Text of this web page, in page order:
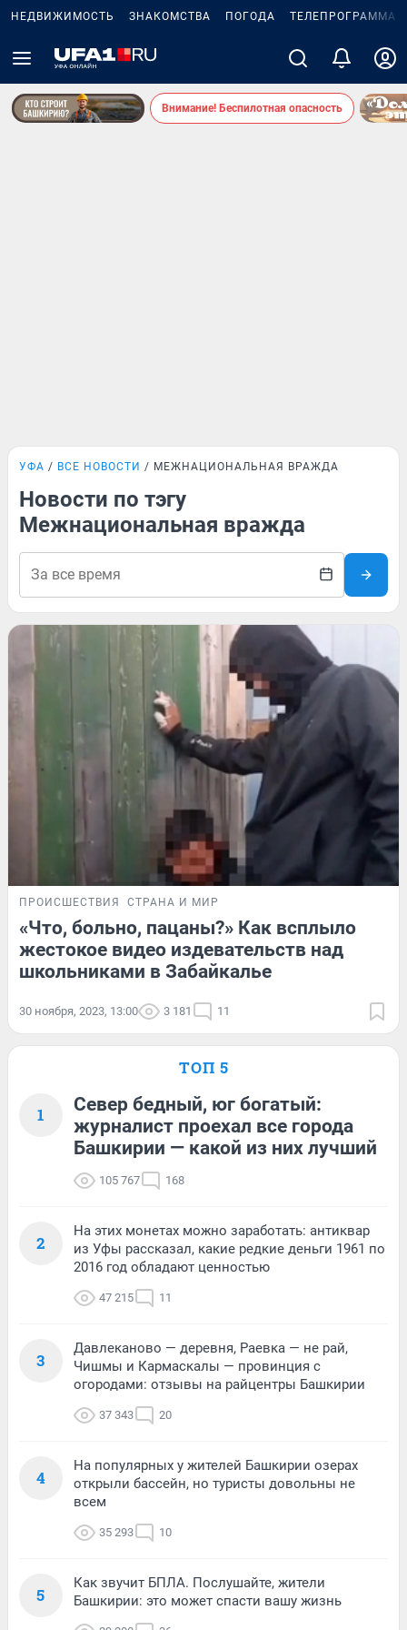
НЕДВИЖИМОСТЬ ЗНАКОМСТВА ПОГОДА ТЕЛЕПРОГРАММА
Внимание! Беспилотная опасность
УФА ВСЕ НОВОСТИ МЕЖНАЦИОНАЛЬНАЯ ВРАЖДА
Новости по тэгу
Межнациональная вражда
ПРОИСШЕСТВИЯ СТРАНА И МИР
«Что, больно, пацаны?» Как всплыло
жестокое видео издевательств над
школьниками в Забайкалье
30 ноября, 2023, 13:00 3 181 11
ТОП 5
1
Север бедный, юг богатый:
журналист проехал все города
Башкирии — какой из них лучший
105 767 168
2
На этих монетах можно заработать: антиквар
из Уфы рассказал, какие редкие деньги 1961 по
2016 год обладают ценностью
47 215 11
3
Давлеканово — деревня, Раевка — не рай,
Чишмы и Кармаскалы — провинция с
огородами: отзывы на райцентры Башкирии
37 343 20
4
На популярных у жителей Башкирии озерах
открыли бассейн, но туристы довольны не
всем
35 293 10
5
Как звучит БПЛА. Послушайте, жители
Башкирии: это может спасти вашу жизнь